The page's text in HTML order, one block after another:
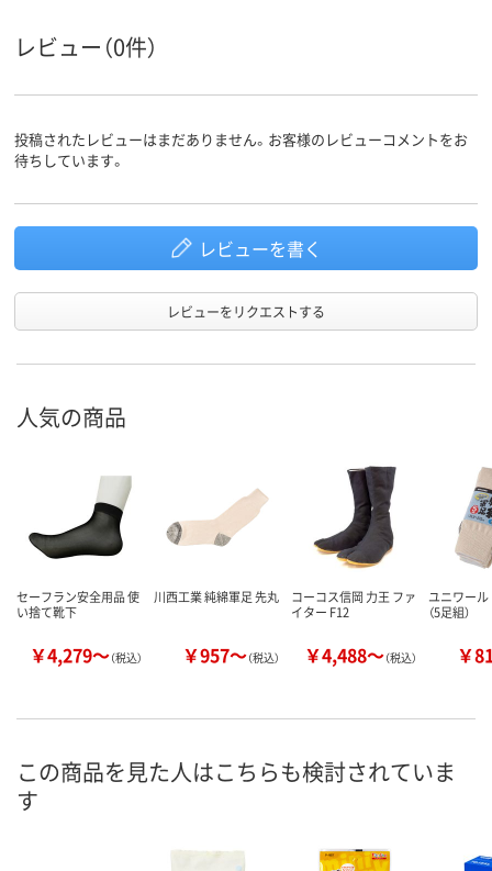
レビュー（0件）
投稿されたレビューはまだありません。お客様のレビューコメントをお
待ちしています。
レビューを書く
レビューをリクエストする
人気の商品
セーフラン安全用品 使
い捨て靴下
￥4,279～（税込）
川西工業 純綿軍足 先丸
￥957～（税込）
コーコス信岡 力王 ファ
イター F12
￥4,488～（税込）
ユニワー
（5足組）
￥
この商品を見た人はこちらも検討されていま
す